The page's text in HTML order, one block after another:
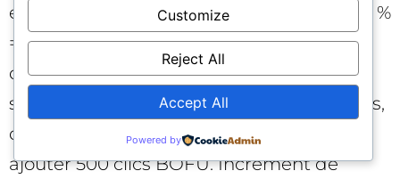
étape → 1 200 × 3,5 % = 42 démos ; 42 × 30 %
= 12,6 deals ; 12,6 × 9 000 € = 113 400 €
d’ACV ; marge 80 % = 90 720 €. Un travail
sur le maillage interne, un comparatif tiers,
des schémas et des tests d’angles peut
ajouter 500 clics BOFU. Incrément de
Customize
Reject All
Accept All
Powered by